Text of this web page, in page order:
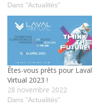
Dans "Actualités"
Êtes-vous prêts pour Laval
Virtual 2023 !
28 novembre 2022
Dans "Actualités"